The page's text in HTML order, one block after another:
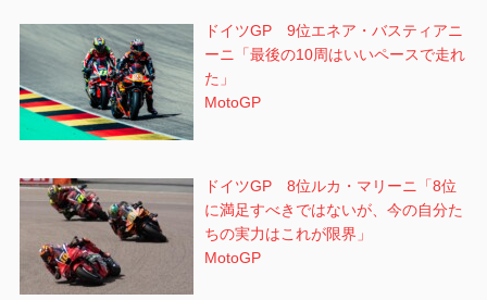
ドイツGP 9位エネア・バスティアニ
ーニ「最後の10周はいいペースで走れ
た」
MotoGP
ドイツGP 8位ルカ・マリーニ「8位
に満足すべきではないが、今の自分た
ちの実力はこれが限界」
MotoGP